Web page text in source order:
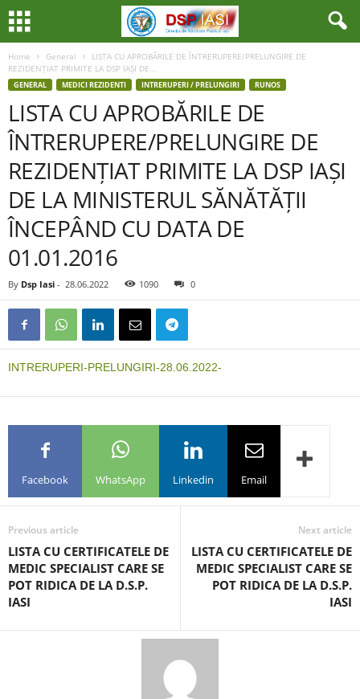
Home General
LISTA CU APROBĂRILE DE ÎNTRERUPERE/PRELUNGIRE DE
REZIDENȚIAT PRIMITE LA DSP IAȘI DE...
GENERAL MEDICI REZIDENTI INTRERUPERI / PRELUNGIRI RUNOS
LISTA CU APROBĂRILE DE
ÎNTRERUPERE/PRELUNGIRE DE
REZIDENȚIAT PRIMITE LA DSP IAȘI
DE LA MINISTERUL SĂNĂTĂȚII
ÎNCEPÂND CU DATA DE
01.01.2016
By Dsp Iasi - 28.06.2022 1090 0
INTRERUPERI-PRELUNGIRI-28.06.2022-
Facebook WhatsApp Linkedin Email
Previous article
LISTA CU CERTIFICATELE DE
MEDIC SPECIALIST CARE SE
POT RIDICA DE LA D.S.P.
IASI
Next article
LISTA CU CERTIFICATELE DE
MEDIC SPECIALIST CARE SE
POT RIDICA DE LA D.S.P.
IASI